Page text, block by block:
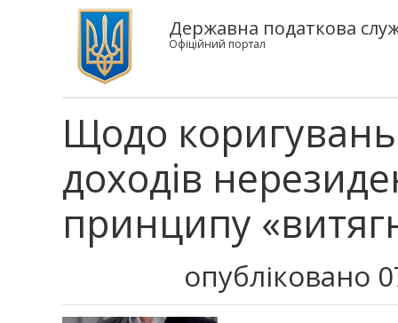
Державна податкова
Офіційний портал
Щодо
доходів
принципу
опубліковано